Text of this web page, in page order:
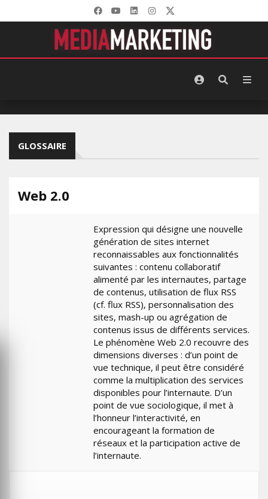
GLOSSAIRE
Web 2.0
Expression qui désigne une nouvelle
génération de sites internet
reconnaissables aux fonctionnalités
suivantes : contenu collaboratif
alimenté par les internautes, partage
de contenus, utilisation de flux RSS
(cf. flux RSS), personnalisation des
sites, mash-up ou agrégation de
contenus issus de différents services.
Le phénomène Web 2.0 recouvre des
dimensions diverses : d’un point de
vue technique, il peut être considéré
comme la multiplication des services
disponibles pour l’internaute. D’un
point de vue sociologique, il met à
l’honneur l’interactivité, en
encourageant la formation de
réseaux et la participation active de
l’internaute.